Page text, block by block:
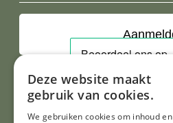
Deze website maakt
gebruik van cookies.
We gebruiken cookies om inhoud en